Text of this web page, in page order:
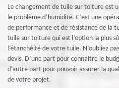
Le changement de tuile sur toiture est
le problème d’humidité. C’est une
de performance et de résistance de la
tuile sur toiture qui est l’option la plus
l’étanchéité de votre tuile. N’oubliez
devis. D’une part pour connaitre le
d’autre part pour pouvoir assurer la
de votre projet.